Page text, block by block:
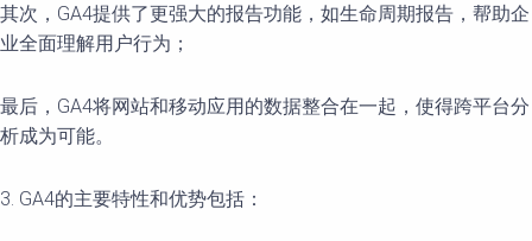
其次，GA4提供了更强大的报告功能，如生命周期报告，帮助企
业全面理解用户行为；
最后，GA4将网站和移动应用的数据整合在一起，使得跨平台分
析成为可能。
3. GA4的主要特性和优势包括：